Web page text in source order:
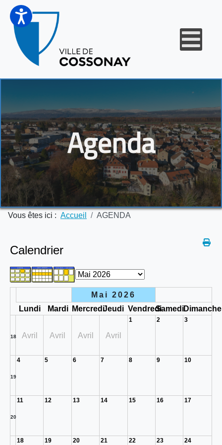
Agenda
Vous êtes ici : Accueil AGENDA
Calendrier
Mai 2026
Lundi
Mardi MercrediJeudi VendrediSamediDimanche
18 Avril Avril Avril Avril
1 2 3
19
4 5 6 7 8 9 10
20
11 12 13 14 15 16 17
18 19 20 21 22 23 24